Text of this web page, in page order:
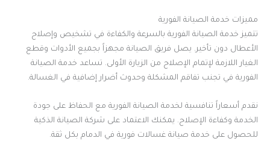
مميزات خدمة الصيانة الفورية
تتميز خدمة الصيانة الفورية بالسرعة والكفاءة في تشخيص وإصلاح
الأعطال دون تأخير. يصل فريق الصيانة مجهزاً بجميع الأدوات وقطع
الغيار اللازمة لإتمام الإصلاح من الزيارة الأولى. تساعد خدمة الصيانة
الفورية في تجنب تفاقم المشكلة وحدوث أضرار إضافية في الغسالة.
نقدم أسعاراً تنافسية لخدمة الصيانة الفورية مع الحفاظ على جودة
الخدمة وكفاءة الإصلاح. يمكنك الاعتماد على شركة الصيانة الذكية
للحصول على خدمة صيانة غسالات فورية في الدمام بكل ثقة.